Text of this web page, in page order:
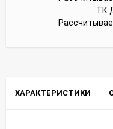
ТК
ХАРАКТЕРИСТИКИ